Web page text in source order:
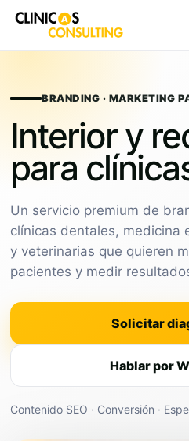
contentBRANDING · MARKETING
Interior y
para
Un servicio premium de
clínicas dentales, medicina
y veterinarias que quieren
pacientes y medir
Solicitar
Hablar por
Contenido SEO · Conversión ·